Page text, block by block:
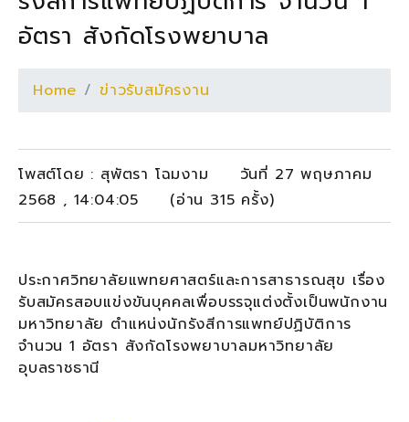
อัตรา สังกัดโรงพยาบาล
Home ข่าวรับสมัครงาน
โพสต์โดย : สุพัตรา โฉมงาม วันที่ 27 พฤษภาคม
2568 , 14:04:05 (อ่าน 315 ครั้ง)
ประกาศวิทยาลัยแพทยศาสตร์และการสาธารณสุข เรื่อง
รับสมัครสอบแข่งขันบุคคลเพื่อบรรจุแต่งตั้งเป็นพนักงาน
มหาวิทยาลัย ตำแหน่งนักรังสีการแพทย์ปฏิบัติการ
จำนวน 1 อัตรา สังกัดโรงพยาบาลมหาวิทยาลัย
อุบลราชธานี